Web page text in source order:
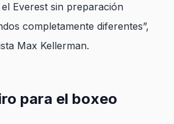
Everest sin preparación
completamente diferentes”,
Max Kellerman.
para el boxeo